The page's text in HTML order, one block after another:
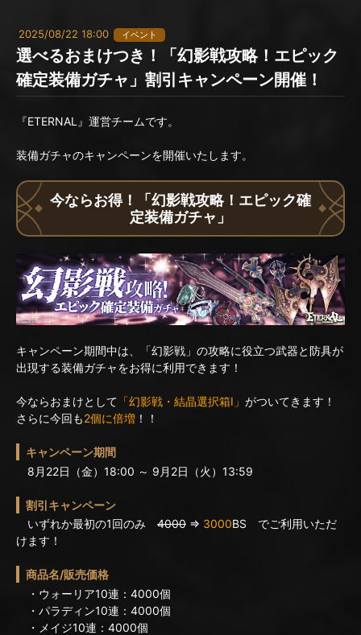
2025/08/22 18:00 イベント
選べるおまけつき！「幻影戦攻略！エピック
確定装備ガチャ」割引キャンペーン開催！
『ETERNAL』運営チームです。
装備ガチャのキャンペーンを開催いたします。
今ならお得！「幻影戦攻略！エピック確
定装備ガチャ」
キャンペーン期間中は、「幻影戦」の攻略に役立つ武器と防具が
出現する装備ガチャをお得に利用できます！
今ならおまけとして 「幻影戦・結晶選択箱I」 がついてきます！
さらに今回も2個に倍増 ！！
キャンペーン期間
8月22日（金）18:00 ～ 9月2日（火）13:59
割引キャンペーン
いずれか最初の1回のみ 4000 ⇒ 3000BS でご利用いただ
けます！
商品名/販売価格
・ウォーリア10連：4000個
・パラディン10連：4000個
・メイジ10連：4000個